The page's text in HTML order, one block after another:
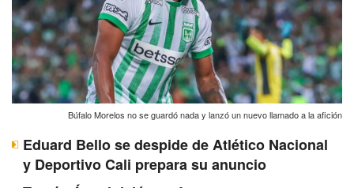
Búfalo Morelos no se guardó nada y lanzó un nuevo llamado a la afición
Eduard Bello se despide de Atlético Nacional
y Deportivo Cali prepara su anuncio